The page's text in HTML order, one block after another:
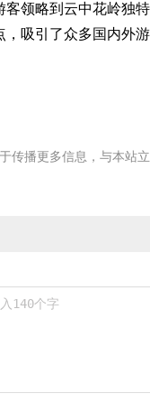
领略到云中花岭独
吸引了众多国内外
传播更多信息，与本站